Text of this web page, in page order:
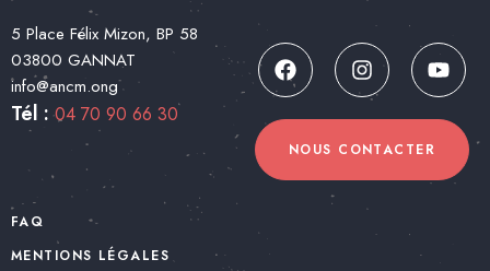
5 Place Félix Mizon, BP 58
03800 GANNAT
info@ancm.ong
Tél :04 70 90 66 30
NOUS CONTACTER
FAQ
MENTIONS LÉGALES